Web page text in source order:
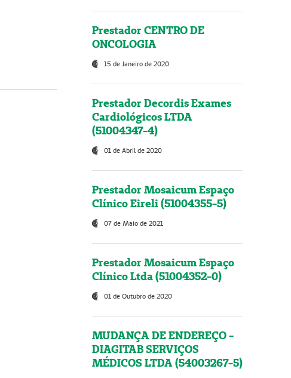
Prestador CENTRO DE
ONCOLOGIA
15 de Janeiro de 2020
Prestador Decordis Exames
Cardiológicos LTDA
(51004347-4)
01 de Abril de 2020
Prestador Mosaicum Espaço
Clínico Eireli (51004355-5)
07 de Maio de 2021
Prestador Mosaicum Espaço
Clínico Ltda (51004352-0)
01 de Outubro de 2020
MUDANÇA DE ENDEREÇO -
DIAGITAB SERVIÇOS
MÉDICOS LTDA (54003267-5)